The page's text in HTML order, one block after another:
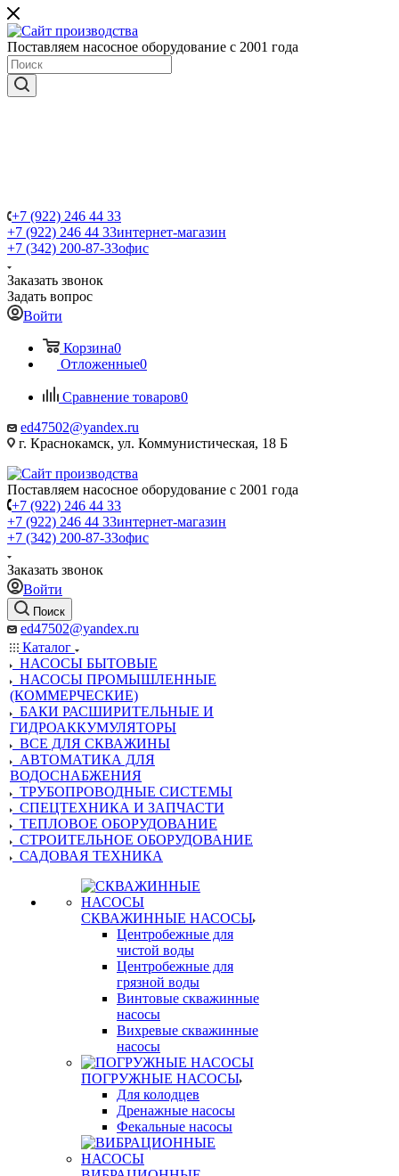
Поставляем насосное оборудование с 2001 года
+7 (922) 246 44 33
+7 (922) 246 44 33интернет-магазин
+7 (342) 200-87-33офис
Заказать звонок
Задать вопрос
Войти
Корзина0
Отложенные0
Сравнение товаров0
ed47502@yandex.ru
г. Краснокамск, ул. Коммунистическая, 18 Б
Поставляем насосное оборудование с 2001 года
+7 (922) 246 44 33
+7 (922) 246 44 33интернет-магазин
+7 (342) 200-87-33офис
Заказать звонок
Войти
Поиск
ed47502@yandex.ru
Каталог
НАСОСЫ БЫТОВЫЕ
НАСОСЫ ПРОМЫШЛЕННЫЕ
(КОММЕРЧЕСКИЕ)
БАКИ РАСШИРИТЕЛЬНЫЕ И
ГИДРОАККУМУЛЯТОРЫ
ВСЕ ДЛЯ СКВАЖИНЫ
АВТОМАТИКА ДЛЯ
ВОДОСНАБЖЕНИЯ
ТРУБОПРОВОДНЫЕ СИСТЕМЫ
СПЕЦТЕХНИКА И ЗАПЧАСТИ
ТЕПЛОВОЕ ОБОРУДОВАНИЕ
СТРОИТЕЛЬНОЕ ОБОРУДОВАНИЕ
САДОВАЯ ТЕХНИКА
СКВАЖИННЫЕ НАСОСЫ
Центробежные для
чистой воды
Центробежные для
грязной воды
Винтовые скважинные
насосы
Вихревые скважинные
насосы
ПОГРУЖНЫЕ НАСОСЫ
Для колодцев
Дренажные насосы
Фекальные насосы